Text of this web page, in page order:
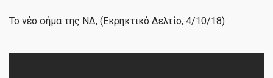
Το νέο σήμα της ΝΔ, (Εκρηκτικό Δελτίο, 4/10/18)